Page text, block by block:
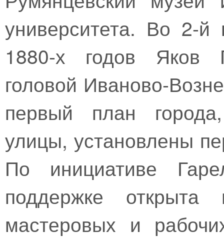
университета. Во 2-
1880-х годов Яков
головой Иваново-
первый план
улицы, установлены
По инициативе
поддержке открыта
мастеровых и